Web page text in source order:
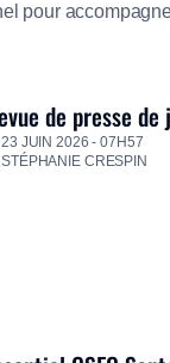
pour
de presse
23 JUIN 2026 - 07H57
STÉPHANIE CRESPIN